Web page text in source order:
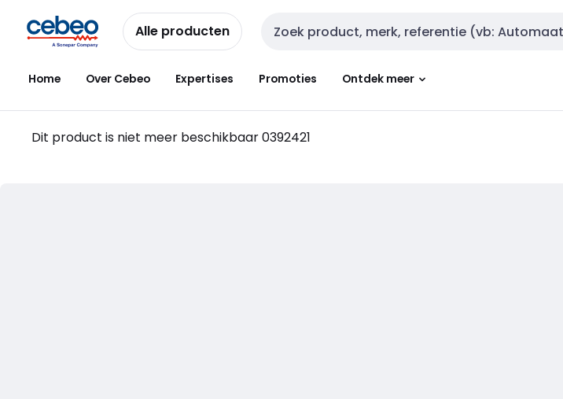
naar
navigatie
naar
inhoud
Alle producten Zoekveld invoer
Home Over Cebeo Expertises Promoties Ontdek meer
Dit product is niet meer beschikbaar0392421